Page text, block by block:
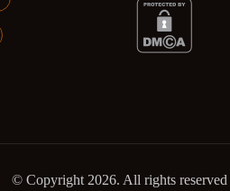
© Copyright 2026. All rights reserved